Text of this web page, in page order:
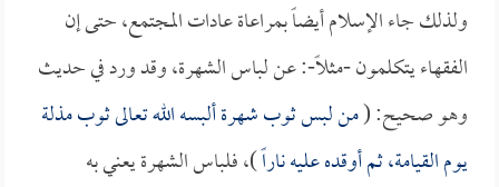
ولذلك جاء الإسلام أيضاً بمراعاة عادات المجتمع، حتى إن
الفقهاء يتكلمون -مثلاً-: عن لباس الشهرة، وقد ورد في حديث
وهو صحيح: (من لبس ثوب شهرة ألبسه الله تعالى ثوب مذلة
يوم القيامة، ثم أوقده عليه ناراً)، فلباس الشهرة يعني به